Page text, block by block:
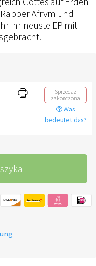
Afrvm und
ihr neuste EP mit
Sprzedaż
zakończona
Was
bedeutet das?